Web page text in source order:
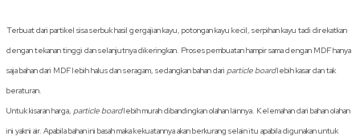
Terbuat dari partikel sisa serbuk hasil gergajian kayu, potongan kayu kecil, serpihan kayu tadi direkatkan
dengan tekanan tinggi dan selanjutnya dikeringkan. Proses pembuatan hampir sama dengan MDF hanya
saja bahan dari MDF lebih halus dan seragam, sedangkan bahan dari particle boardlebih kasar dan tak
beraturan.
Untuk kisaran harga, particle boardlebih murah dibandingkan olahan lainnya. Kelemahan dari bahan olahan
ini yakni air. Apabila bahan ini basah maka kekuatannya akan berkurang selain itu apabila digunakan untuk